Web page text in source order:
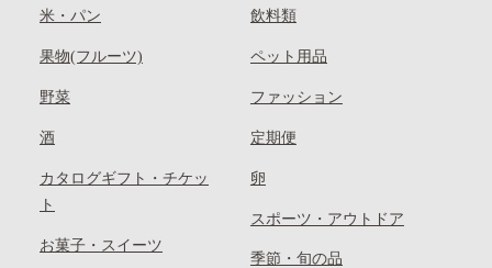
米・パン
果物(フルーツ)
野菜
酒
カタログギフト・チケッ
ト
お菓子・スイーツ
飲料類
ペット用品
ファッション
定期便
卵
スポーツ・アウトドア
季節・旬の品